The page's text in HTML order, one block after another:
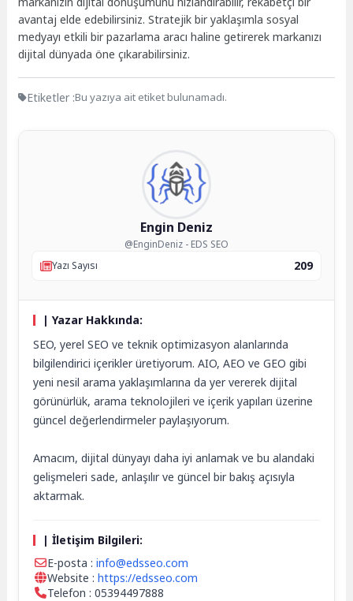
avantaj elde edebilirsiniz. Stratejik bir yaklaşımla sosyal
medyayı etkili bir pazarlama aracı haline getirerek markanızı
dijital dünyada öne çıkarabilirsiniz.
Etiketler :Bu yazıya ait etiket bulunamadı.
Engin Deniz
@EnginDeniz - EDS SEO
Yazı Sayısı
209
| Yazar Hakkında:
SEO, yerel SEO ve teknik optimizasyon alanlarında
bilgilendirici içerikler üretiyorum. AIO, AEO ve GEO gibi
yeni nesil arama yaklaşımlarına da yer vererek dijital
görünürlük, arama teknolojileri ve içerik yapıları üzerine
güncel değerlendirmeler paylaşıyorum.
Amacım, dijital dünyayı daha iyi anlamak ve bu alandaki
gelişmeleri sade, anlaşılır ve güncel bir bakış açısıyla
aktarmak.
| İletişim Bilgileri:
E-posta :info@edsseo.com
Website :https://edsseo.com
Telefon : 05394497888